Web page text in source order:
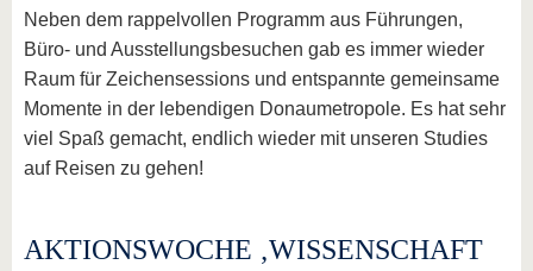
Neben dem rappelvollen Programm aus Führungen,
Büro- und Ausstellungsbesuchen gab es immer wieder
Raum für Zeichensessions und entspannte gemeinsame
Momente in der lebendigen Donaumetropole. Es hat sehr
viel Spaß gemacht, endlich wieder mit unseren Studies
auf Reisen zu gehen!
AKTIONSWOCHE ‚WISSENSCHAFT